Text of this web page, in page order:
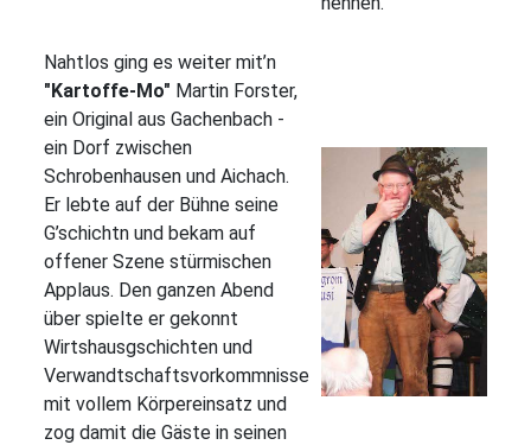
Nahtlos ging es weiter mit’n
"Kartoffe-Mo" Martin Forster,
ein Original aus Gachenbach -
ein Dorf zwischen
Schrobenhausen und Aichach.
Er lebte auf der Bühne seine
G’schichtn und bekam auf
offener Szene stürmischen
Applaus. Den ganzen Abend
über spielte er gekonnt
Wirtshausgschichten und
Verwandtschaftsvorkommnisse
mit vollem Körpereinsatz und
zog damit die Gäste in seinen